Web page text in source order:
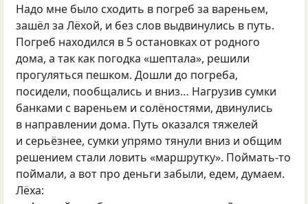
Надо мне было сходить в погреб за вареньем,
зашёл за Лёхой, и без слов выдвинулись в путь.
Погреб находился в 5 остановках от родного
дома, а так как погодка «шептала», решили
прогуляться пешком. Дошли до погреба,
посидели, пообщались и вниз… Нагрузив сумки
банками с вареньем и солёностями, двинулись
в направлении дома. Путь оказался тяжелей
и серьёзнее, сумки упрямо тянули вниз и общим
решением стали ловить «маршрутку». Поймать-то
поймали, а вот про деньги забыли, едем, думаем.
Лёха: